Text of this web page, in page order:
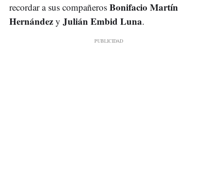
recordar a sus compañeros Bonifacio Martín
Hernández y Julián Embid Luna.